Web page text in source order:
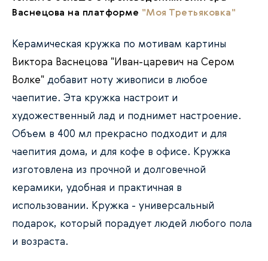
Васнецова на платформе "Моя Третьяковка"
Керамическая кружка по мотивам картины
Виктора Васнецова "Иван-царевич на Сером
Волке" добавит ноту живописи в любое
чаепитие. Эта кружка настроит и
художественный лад и поднимет настроение.
Объем в 400 мл прекрасно подходит и для
чаепития дома, и для кофе в офисе. Кружка
изготовлена из прочной и долговечной
керамики, удобная и практичная в
использовании. Кружка - универсальный
подарок, который порадует людей любого пола
и возраста.